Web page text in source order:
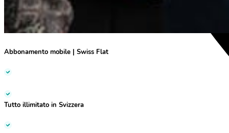
Abbonamento mobile | Swiss Flat
Tutto illimitato in Svizzera